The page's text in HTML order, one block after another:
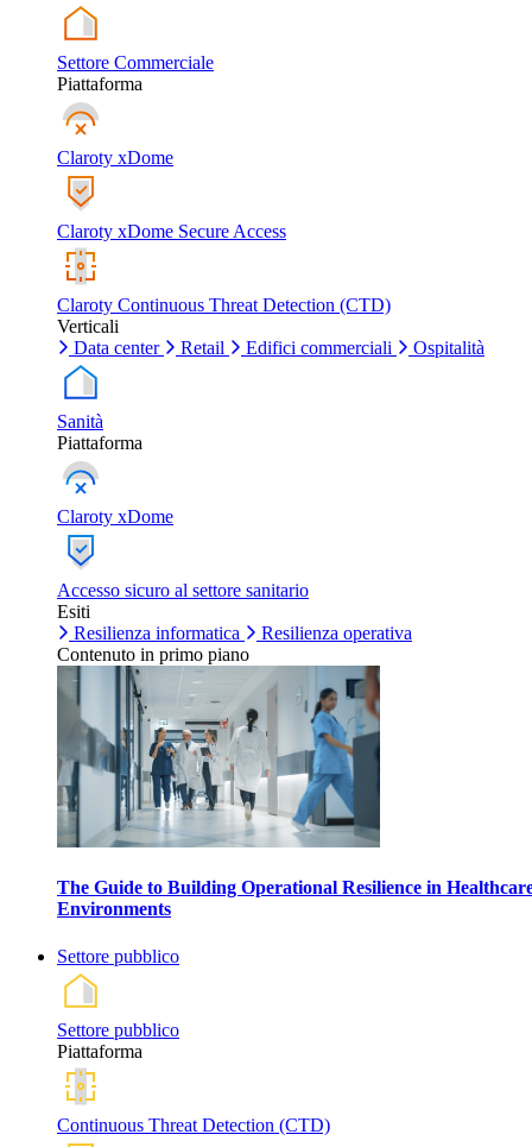
Settore Commerciale
Piattaforma
Claroty xDome
Claroty xDome Secure Access
Claroty Continuous Threat Detection (CTD)
Verticali
Data center
Retail Edifici commerciali Ospitalità
Sanità
Piattaforma
Claroty xDome
Accesso sicuro al settore sanitario
Esiti
Resilienza informatica
Resilienza operativa
Contenuto in primo piano
The Guide to Building Operational Resilience in
Environments
Settore pubblico
Settore pubblico
Piattaforma
Continuous Threat Detection (CTD)